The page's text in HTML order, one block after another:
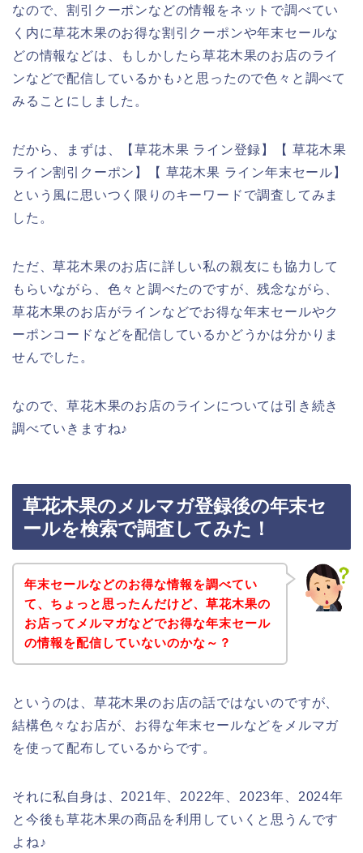
なので、割引クーポンなどの情報をネットで調べてい
く内に草花木果のお得な割引クーポンや年末セールな
どの情報などは、もしかしたら草花木果のお店のライ
ンなどで配信しているかも♪と思ったので色々と調べて
みることにしました。
だから、まずは、【草花木果 ライン登録】【 草花木果
ライン割引クーポン】【 草花木果 ライン年末セール】
という風に思いつく限りのキーワードで調査してみま
した。
ただ、草花木果のお店に詳しい私の親友にも協力して
もらいながら、色々と調べたのですが、残念ながら、
草花木果のお店がラインなどでお得な年末セールやク
ーポンコードなどを配信しているかどうかは分かりま
せんでした。
なので、草花木果のお店のラインについては引き続き
調べていきますね♪
草花木果のメルマガ登録後の年末セ
ールを検索で調査してみた！
年末セールなどのお得な情報を調べてい
て、ちょっと思ったんだけど、草花木果の
お店ってメルマガなどでお得な年末セール
の情報を配信していないのかな～？
というのは、草花木果のお店の話ではないのですが、
結構色々なお店が、お得な年末セールなどをメルマガ
を使って配布しているからです。
それに私自身は、2021年、2022年、2023年、2024年
と今後も草花木果の商品を利用していくと思うんです
よね♪